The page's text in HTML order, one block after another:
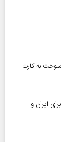
سوخت به کارت
ایران و